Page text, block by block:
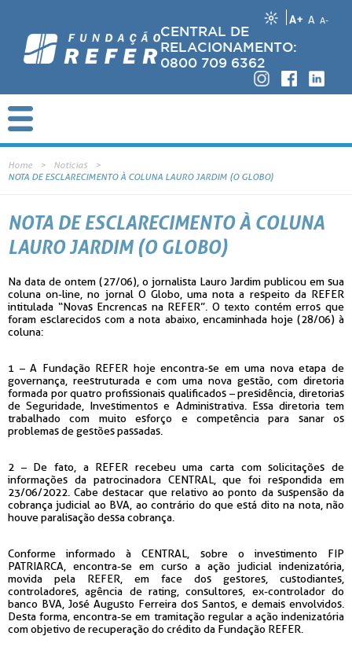
A+ A A-
CENTRAL DE
RELACIONAMENTO:
0800 709 6362
Home
Notícias
NOTA DE ESCLARECIMENTO À COLUNA LAURO JARDIM (O GLOBO)
NOTA DE ESCLARECIMENTO À COLUNA
LAURO JARDIM (O GLOBO)
Na data de ontem (27/06), o jornalista Lauro Jardim publicou em sua
coluna on-line, no jornal O Globo, uma nota a respeito da REFER
intitulada “Novas Encrencas na REFER”. O texto contém erros que
foram esclarecidos com a nota abaixo, encaminhada hoje (28/06) à
coluna:
1 – A Fundação REFER hoje encontra-se em uma nova etapa de
governança, reestruturada e com uma nova gestão, com diretoria
formada por quatro profissionais qualificados – presidência, diretorias
de Seguridade, Investimentos e Administrativa. Essa diretoria tem
trabalhado com muito esforço e competência para sanar os
problemas de gestões passadas.
2 – De fato, a REFER recebeu uma carta com solicitações de
informações da patrocinadora CENTRAL, que foi respondida em
23/06/2022. Cabe destacar que relativo ao ponto da suspensão da
cobrança judicial ao BVA, ao contrário do que está dito na nota, não
houve paralisação dessa cobrança.
Conforme informado à CENTRAL, sobre o investimento FIP
PATRIARCA, encontra-se em curso a ação judicial indenizatória,
movida pela REFER, em face dos gestores, custodiantes,
controladores, agência de rating, consultores, ex-controlador do
banco BVA, José Augusto Ferreira dos Santos, e demais envolvidos.
Desta forma, encontra-se em tramitação regular a ação indenizatória
com objetivo de recuperação do crédito da Fundação REFER.